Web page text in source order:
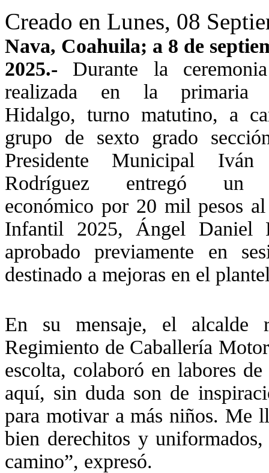
Creado en Lunes, 08
Nava, Coahuila; a 8 de
2025.- Durante la
realizada en la primaria
Hidalgo, turno matutino, a
grupo de sexto grado
Presidente Municipal Iván
Rodríguez entregó un
económico por 20 mil pesos
Infantil 2025, Ángel Daniel
aprobado previamente en
destinado a mejoras en el
En su mensaje, el alcalde
Regimiento de Caballería
escolta, colaboró en labores
aquí, sin duda son de
para motivar a más niños. Me
bien derechitos y
camino”, expresó.